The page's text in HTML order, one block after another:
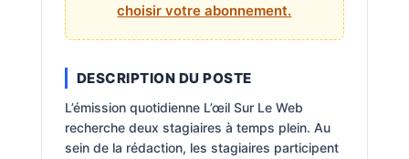
choisir votre abonnement.
DESCRIPTION DU POSTE
L’émission quotidienne L’œil Sur Le Web
recherche deux stagiaires à temps plein. Au
sein de la rédaction, les stagiaires participent